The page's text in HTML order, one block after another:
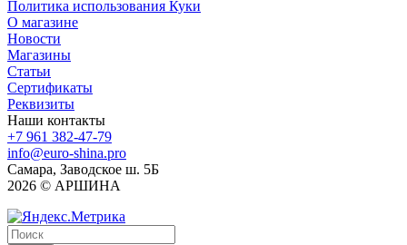
Политика использования Куки
О магазине
Новости
Магазины
Статьи
Сертификаты
Реквизиты
Наши контакты
+7 961 382-47-79
info@euro-shina.pro
Самара, Заводское ш. 5Б
2026 © АРШИНА